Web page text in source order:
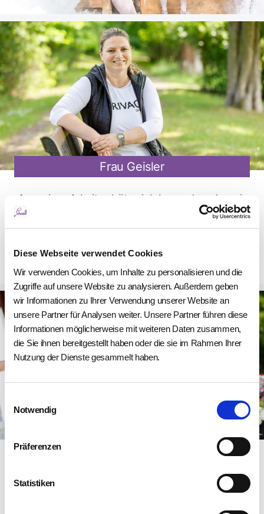
Diese Webseite verwendet Cookies
Wir verwenden Cookies, um Inhalte zu personalisieren und die
Zugriffe auf unsere Website zu analysieren. Außerdem geben
wir Informationen zu Ihrer Verwendung unserer Website an
unsere Partner für Analysen weiter. Unsere Partner führen diese
Informationen möglicherweise mit weiteren Daten zusammen,
die Sie ihnen bereitgestellt haben oder die sie im Rahmen Ihrer
Nutzung der Dienste gesammelt haben.
Notwendig
Präferenzen
Statistiken
Frau Geisler
An meiner Arbeit schätze ich besonders das wir
hier auf jeden Einzelnen individuell eingehen
können.
Mehr erfahren
und ich fühle mich hier wertgeschätzt.